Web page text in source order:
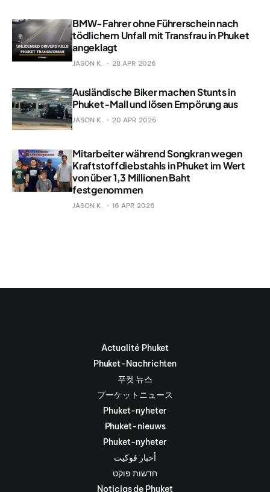
BMW-Fahrer ohne Führerschein nach
tödlichem Unfall mit Transfrau in Phuket
angeklagt
JASON K. 28 APR 2026
Ausländische Biker machen Stunts in
Phuket-Mall und lösen Empörung aus
JASON K. 20 APR 2026
Mitarbeiter während Songkran wegen
Kraftstoffdiebstahls in Phuket im Wert
von über 1,3 Millionen Baht
festgenommen
JASON K. 16 APR 2026
Actualité Phuket
Phuket-Nachrichten
푸켓 뉴스
プーケットニュース
Phuket-nyheter
Phuket-nieuws
Phuket-nyheter
أخبار فوكيت
חדשות פוקט
Noticias de Phuket